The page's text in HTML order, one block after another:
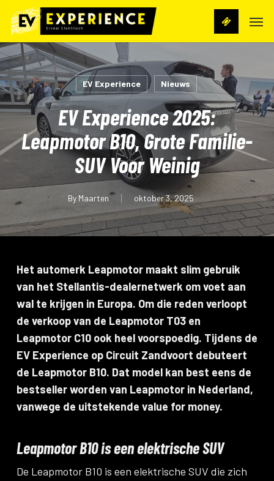
Skip
main
content
Menu
EV Experience Nieuws
EV Experience 2025:
Leapmotor B10, Grote Familie-
SUV Voor Weinig
By Maarten oktober 3, 2025
Het automerk Leapmotor maakt slim gebruik
van het Stellantis-dealernetwerk om voet aan
wal te krijgen in Europa. Om die reden verloopt
de verkoop van de Leapmotor T03 en
Leapmotor C10 ook heel voorspoedig. Tijdens de
EV Experience op Circuit Zandvoort debuteert
de Leapmotor B10. Dat model kan best eens de
bestseller worden van Leapmotor in Nederland,
vanwege de uitstekende value for money.
Leapmotor B10 is een elektrische SUV
De Leapmotor B10 is een elektrische SUV die zich